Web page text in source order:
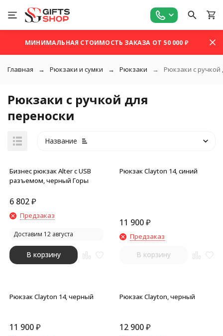
МИНИМАЛЬНАЯ СТОИМОСТЬ ЗАКАЗА ОТ 50 000 ₽
Главная Рюкзаки и сумки Рюкзаки Рюкзаки с ручкой
Рюкзаки с ручкой для
переноски
Название
Бизнес рюкзак Alter с USB
разъемом, черный Горы
6 802₽
Предзаказ
Доставим 12 августа
В корзину
Рюкзак Clayton 14, синий
11 900₽
Предзаказ
В корзину
Рюкзак Clayton 14, черный
11 900₽
Рюкзак Clayton, черный
12 900₽